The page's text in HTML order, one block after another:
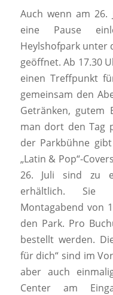
Auch wenn am 26.
eine Pause
Heylshofpark unter
geöffnet. Ab 17.30
einen Treffpunkt
gemeinsam den
Getränken, gutem
man dort den Tag
der Parkbühne
„Latin & Pop“-
26. Juli sind zu
erhältlich. Sie
Montagabend von
den Park. Pro
bestellt werden.
für dich“ sind im
aber auch
Center am